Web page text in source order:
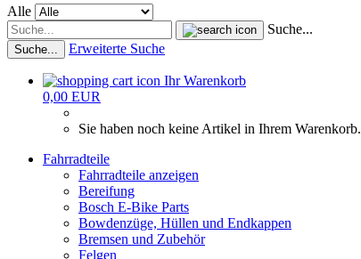
Alle
Suche...
Suche... Erweiterte Suche
Ihr Warenkorb
0,00 EUR
Sie haben noch keine Artikel in Ihrem Warenkorb.
Fahrradteile
Fahrradteile anzeigen
Bereifung
Bosch E-Bike Parts
Bowdenzüge, Hüllen und Endkappen
Bremsen und Zubehör
Felgen